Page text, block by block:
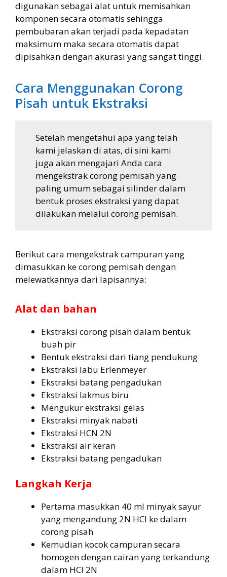
digunakan sebagai alat untuk memisahkan
komponen secara otomatis sehingga
pembubaran akan terjadi pada kepadatan
maksimum maka secara otomatis dapat
dipisahkan dengan akurasi yang sangat tinggi.
Cara Menggunakan Corong
Pisah untuk Ekstraksi
Setelah mengetahui apa yang telah
kami jelaskan di atas, di sini kami
juga akan mengajari Anda cara
mengekstrak corong pemisah yang
paling umum sebagai silinder dalam
bentuk proses ekstraksi yang dapat
dilakukan melalui corong pemisah.
Berikut cara mengekstrak campuran yang
dimasukkan ke corong pemisah dengan
melewatkannya dari lapisannya:
Alat dan bahan
Ekstraksi corong pisah dalam bentuk
buah pir
Bentuk ekstraksi dari tiang pendukung
Ekstraksi labu Erlenmeyer
Ekstraksi batang pengadukan
Ekstraksi lakmus biru
Mengukur ekstraksi gelas
Ekstraksi minyak nabati
Ekstraksi HCN 2N
Ekstraksi air keran
Ekstraksi batang pengadukan
Langkah Kerja
Pertama masukkan 40 ml minyak sayur
yang mengandung 2N HCl ke dalam
corong pisah
Kemudian kocok campuran secara
homogen dengan cairan yang terkandung
dalam HCI 2N